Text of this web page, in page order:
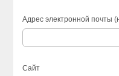
Адрес электронной почты
Сайт